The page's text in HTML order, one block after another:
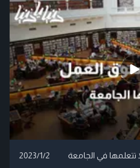
في الجامعة 2023/1/2